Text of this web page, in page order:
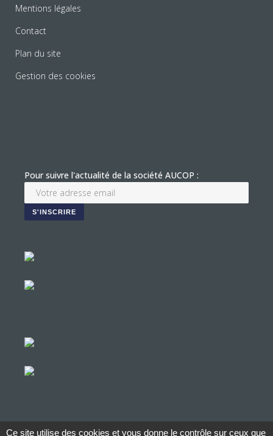
Mentions légales
Contact
Plan du site
Gestion des cookies
Pour suivre l'actualité de la société AUCOP :
Ce site utilise des cookies et vous donne le contrôle sur ceux que